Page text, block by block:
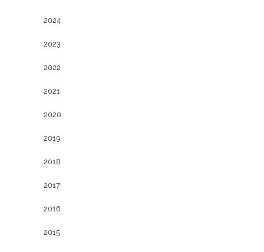
2024
2023
2022
2021
2020
2019
2018
2017
2016
2015